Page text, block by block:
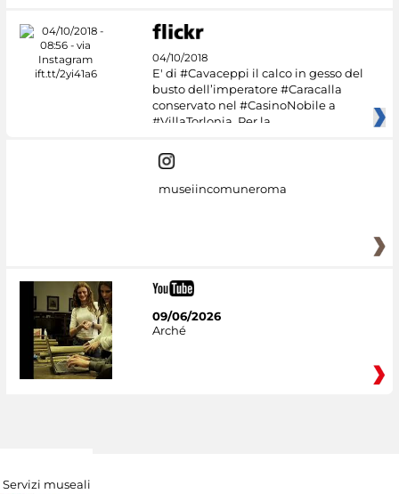
04/10/2018
E' di #Cavaceppi il calco in gesso del
busto dell’imperatore #Caracalla
conservato nel #CasinoNobile a
#VillaTorlonia. Per la
museiincomuneroma
09/06/2026
Arché
Servizi museali